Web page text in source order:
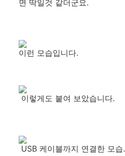
면 딱일것 같더군요.
이런 모습입니다.
이렇게도 붙여 보았습니다.
USB 케이블까지 연결한 모습.